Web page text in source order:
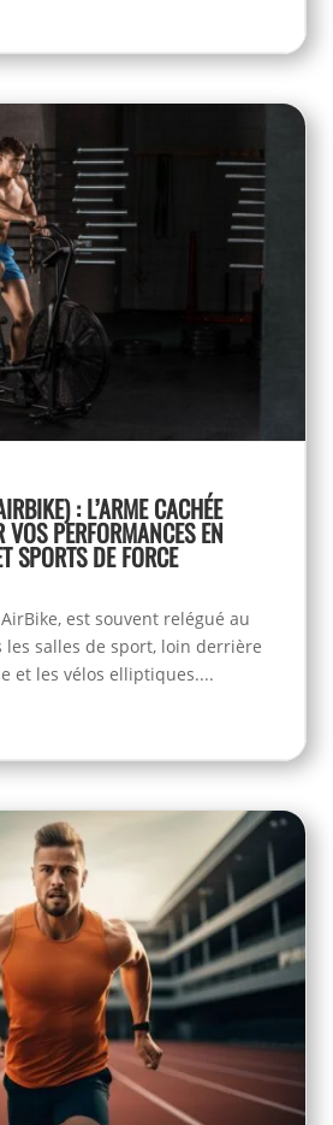
: L’ARME CACHÉE
VOS PERFORMANCES EN
SPORTS DE FORCE
AirBike, est souvent relégué au
les salles de sport, loin derrière
et les vélos elliptiques....